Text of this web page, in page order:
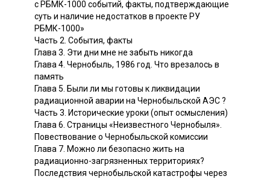
с РБМК-1000 событий, факты, подтверждающие
суть и наличие недостатков в проекте РУ
РБМК-1000»
Часть 2. События, факты
Глава 3. Эти дни мне не забыть никогда
Глава 4. Чернобыль, 1986 год. Что врезалось в
память
Глава 5. Были ли мы готовы к ликвидации
радиационной аварии на Чернобыльской АЭС ?
Часть 3. Исторические уроки (опыт осмысления)
Глава 6. Страницы «Неизвестного Чернобыля».
Повествование о Чернобыльской комиссии
Глава 7. Можно ли безопасно жить на
радиационно-загрязненных территориях?
Последствия чернобыльской катастрофы через